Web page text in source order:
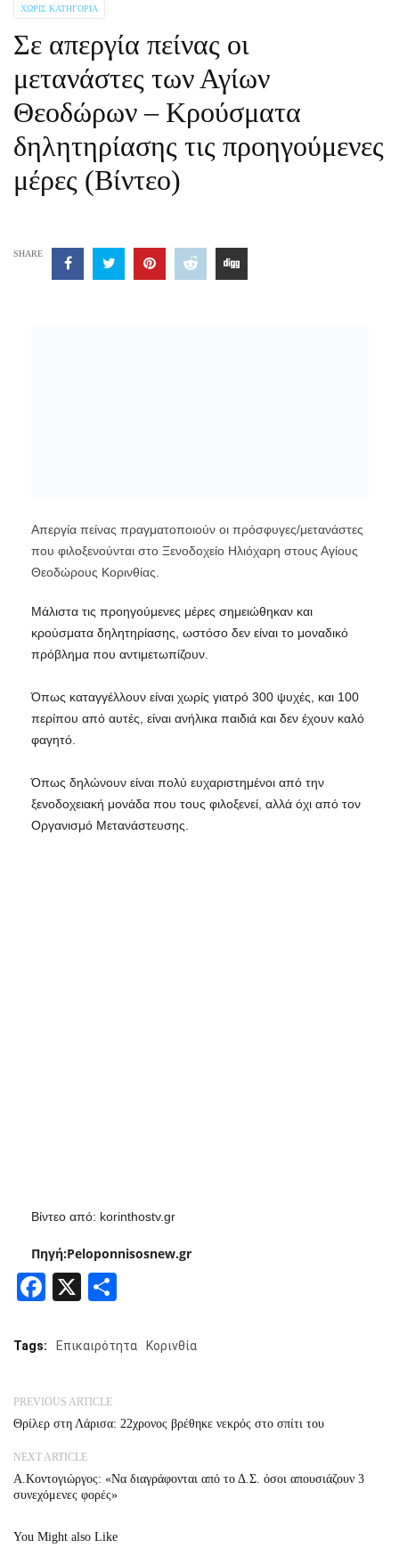
ΧΩΡΊΣ ΚΑΤΗΓΟΡΊΑ
Σε απεργία πείνας οι
μετανάστες των Αγίων
Θεοδώρων – Κρούσματα
δηλητηρίασης τις προηγούμενες
μέρες (Βίντεο)
SHARE
Απεργία πείνας πραγματοποιούν οι πρόσφυγες/μετανάστες
που φιλοξενούνται στο Ξενοδοχείο Ηλιόχαρη στους Αγίους
Θεοδώρους Κορινθίας.
Μάλιστα τις προηγούμενες μέρες σημειώθηκαν και
κρούσματα δηλητηρίασης, ωστόσο δεν είναι το μοναδικό
πρόβλημα που αντιμετωπίζουν.
Όπως καταγγέλλουν είναι χωρίς γιατρό 300 ψυχές, και 100
περίπου από αυτές, είναι ανήλικα παιδιά και δεν έχουν καλό
φαγητό.
Όπως δηλώνουν είναι πολύ ευχαριστημένοι από την
ξενοδοχειακή μονάδα που τους φιλοξενεί, αλλά όχι από τον
Οργανισμό Μετανάστευσης.
Βίντεο από: korinthostv.gr
Πηγή:Peloponnisosnew.gr
Facebook
X
Tags: Επικαιρότητα Κορινθία
PREVIOUS ARTICLE
Θρίλερ στη Λάρισα: 22χρονος βρέθηκε νεκρός στο σπίτι του
NEXT ARTICLE
A.Κοντογιώργος: «Να διαγράφονται από το Δ.Σ. όσοι απουσιάζουν 3
συνεχόμενες φορές»
You Might also Like